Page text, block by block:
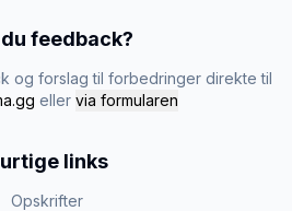
feedback?
og forslag til forbedringer direkte til
eller via formularen
links
Opskrifter